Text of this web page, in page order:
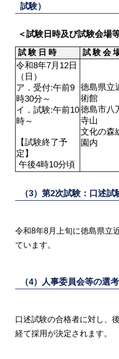
試験）
＜試験日時及び試験会場
試 験 日 時 試 験 会
令和8年7月12日
（日）
ア．受付:午前9
時30分～
イ．試験:午前10
時～
【試験終了予
定】
午後4時10分頃
徳島県立
術館
徳島市八
寺山
文化の森
園内
（3）第2次試験：口述試
令和8年8月上旬に徳島県立
ています。
（4）人事委員会等の選考
口述試験の合格者に対し、
経て採用が決定されます。